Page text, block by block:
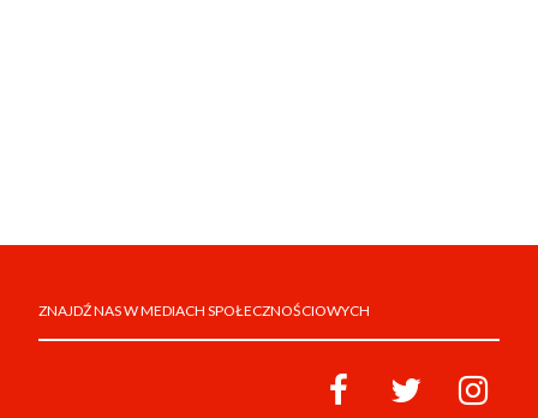
ZNAJDŹ NAS W MEDIACH SPOŁECZNOŚCIOWYCH